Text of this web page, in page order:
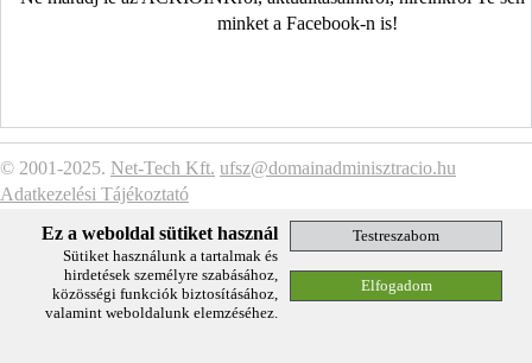
minket a Facebook-n is!
© 2001-2025. Net-Tech Kft. ufsz@domainadminisztracio.hu
Adatkezelési Tájékoztató
Ez a weboldal sütiket használ
Sütiket használunk a tartalmak és
hirdetések személyre szabásához,
közösségi funkciók biztosításához,
valamint weboldalunk elemzéséhez.